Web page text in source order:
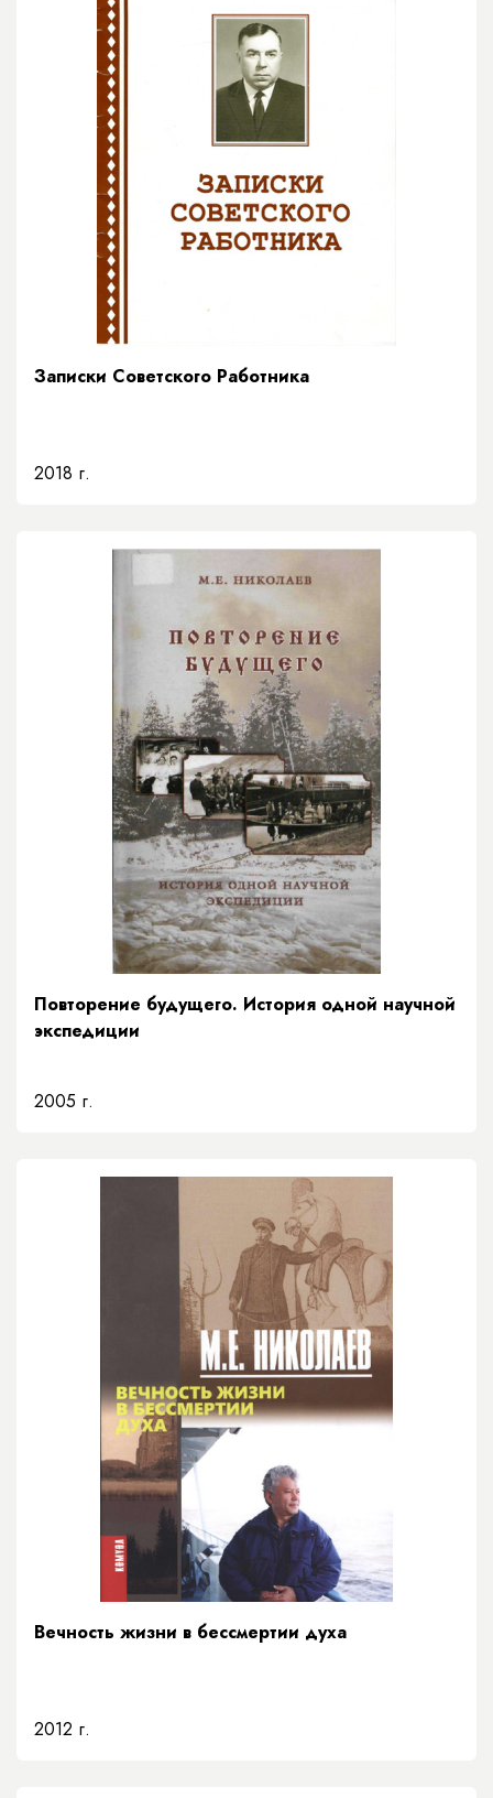
Записки Советского Работника
2018 г.
Повторение будущего. История одной научной
экспедиции
2005 г.
Вечность жизни в бессмертии духа
2012 г.